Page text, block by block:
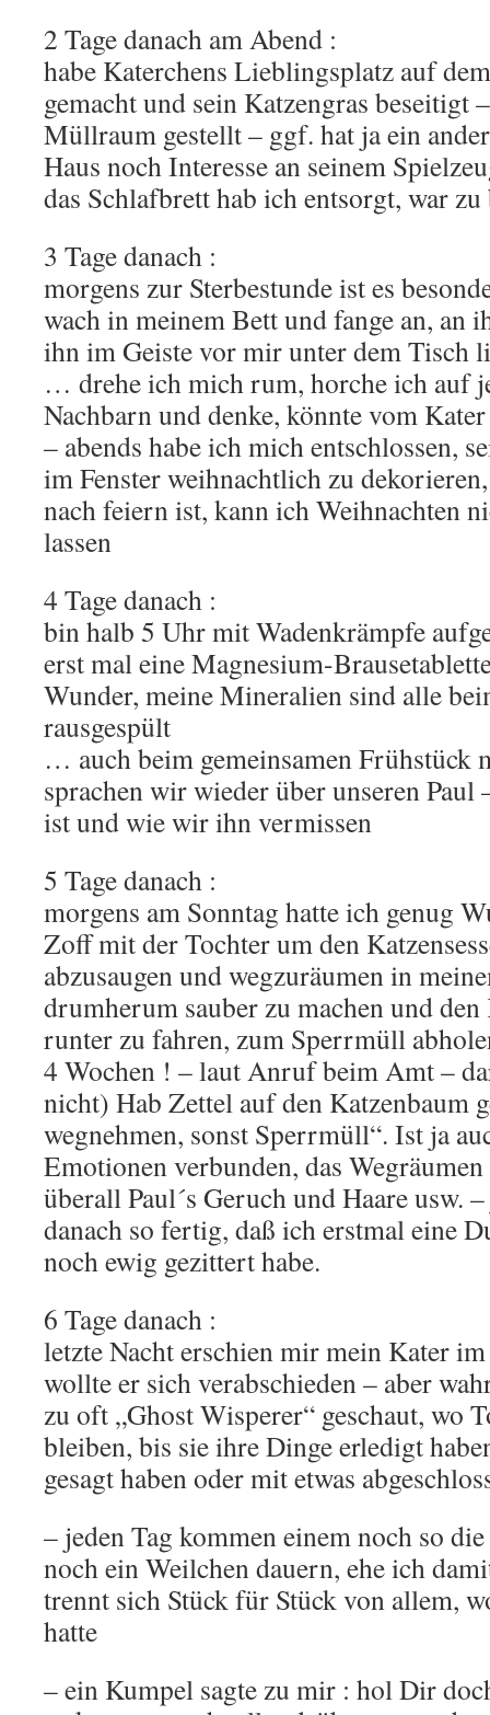
2 Tage danach am Abend :
habe Katerchens Lieblingsplatz auf
gemacht und sein Katzengras beseitigt
Müllraum gestellt – ggf. hat ja ein
Haus noch Interesse an seinem
das Schlafbrett hab ich entsorgt, war
3 Tage danach :
morgens zur Sterbestunde ist es
wach in meinem Bett und fange an, an
ihn im Geiste vor mir unter dem Tisch
… drehe ich mich rum, horche ich auf
Nachbarn und denke, könnte vom
– abends habe ich mich entschlossen,
im Fenster weihnachtlich zu
nach feiern ist, kann ich Weihnachten
lassen
4 Tage danach :
bin halb 5 Uhr mit Wadenkrämpfe
erst mal eine Magnesium-
Wunder, meine Mineralien sind alle
rausgespült
… auch beim gemeinsamen Frühstück
sprachen wir wieder über unseren Paul
ist und wie wir ihn vermissen
5 Tage danach :
morgens am Sonntag hatte ich genug
Zoff mit der Tochter um den
abzusaugen und wegzuräumen in
drumherum sauber zu machen und
runter zu fahren, zum Sperrmüll
4 Wochen ! – laut Anruf beim Amt –
nicht) Hab Zettel auf den Katzenbaum
wegnehmen, sonst Sperrmüll“. Ist ja
Emotionen verbunden, das
überall Paul´s Geruch und Haare usw.
danach so fertig, daß ich erstmal eine
noch ewig gezittert habe.
6 Tage danach :
letzte Nacht erschien mir mein Kater
wollte er sich verabschieden – aber
zu oft „Ghost Wisperer“ geschaut, wo
bleiben, bis sie ihre Dinge erledigt
gesagt haben oder mit etwas
– jeden Tag kommen einem noch so
noch ein Weilchen dauern, ehe ich
trennt sich Stück für Stück von allem,
hatte
– ein Kumpel sagte zu mir : hol Dir